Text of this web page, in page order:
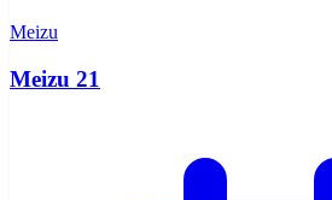
Meizu
Meizu 21